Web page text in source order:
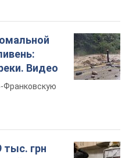
Видео
Франковскую
тыс. грн